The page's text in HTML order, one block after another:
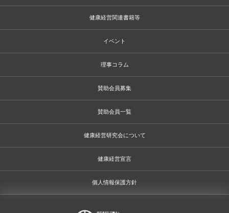
健康経営関連書籍等
イベント
理事コラム
賛助会員募集
賛助会員一覧
健康経営研究会について
健康経営宣言
個人情報保護方針